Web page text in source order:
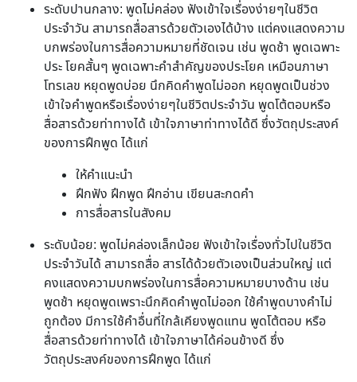
ระดับปานกลาง: พูดไม่คล่อง ฟังเข้าใจเรื่องง่ายๆในชีวิต
ประจำวัน สามารถสื่อสารด้วยตัวเองได้บ้าง แต่คงแสดงความ
บกพร่องในการสื่อความหมายที่ชัดเจน เช่น พูดช้า พูดเฉพาะ
ประ โยคสั้นๆ พูดเฉพาะคำสำคัญของประโยค เหมือนภาษา
โทรเลข หยุดพูดบ่อย นึกคิดคำพูดไม่ออก หยุดพูดเป็นช่วง
เข้าใจคำพูดหรือเรื่องง่ายๆในชีวิตประจำวัน พูดโต้ตอบหรือ
สื่อสารด้วยท่าทางได้ เข้าใจภาษาท่าทางได้ดี ซึ่งวัตถุประสงค์
ของการฝึกพูด ได้แก่
ให้คำแนะนำ
ฝึกฟัง ฝึกพูด ฝึกอ่าน เขียนสะกดคำ
การสื่อสารในสังคม
ระดับน้อย: พูดไม่คล่องเล็กน้อย ฟังเข้าใจเรื่องทั่วไปในชีวิต
ประจำวันได้ สามารถสื่อ สารได้ด้วยตัวเองเป็นส่วนใหญ่ แต่
คงแสดงความบกพร่องในการสื่อความหมายบางด้าน เช่น
พูดช้า หยุดพูดเพราะนึกคิดคำพูดไม่ออก ใช้คำพูดบางคำไม่
ถูกต้อง มีการใช้คำอื่นที่ใกล้เคียงพูดแทน พูดโต้ตอบ หรือ
สื่อสารด้วยท่าทางได้ เข้าใจภาษาได้ค่อนข้างดี ซึ่ง
วัตถุประสงค์ของการฝึกพูด ได้แก่